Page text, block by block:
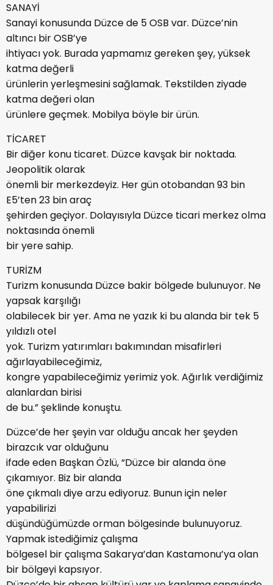
SANAYİ
Sanayi konusunda Düzce de 5 OSB var. Düzce’nin
altıncı bir OSB’ye
ihtiyacı yok. Burada yapmamız gereken şey, yüksek
katma değerli
ürünlerin yerleşmesini sağlamak. Tekstilden ziyade
katma değeri olan
ürünlere geçmek. Mobilya böyle bir ürün.
TİCARET
Bir diğer konu ticaret. Düzce kavşak bir noktada.
Jeopolitik olarak
önemli bir merkezdeyiz. Her gün otobandan 93 bin
E5’ten 23 bin araç
şehirden geçiyor. Dolayısıyla Düzce ticari merkez olma
noktasında önemli
bir yere sahip.
TURİZM
Turizm konusunda Düzce bakir bölgede bulunuyor. Ne
yapsak karşılığı
olabilecek bir yer. Ama ne yazık ki bu alanda bir tek 5
yıldızlı otel
yok. Turizm yatırımları bakımından misafirleri
ağırlayabileceğimiz,
kongre yapabileceğimiz yerimiz yok. Ağırlık verdiğimiz
alanlardan birisi
de bu.” şeklinde konuştu.
Düzce’de her şeyin var olduğu ancak her şeyden
birazcık var olduğunu
ifade eden Başkan Özlü, “Düzce bir alanda öne
çıkamıyor. Biz bir alanda
öne çıkmalı diye arzu ediyoruz. Bunun için neler
yapabilirizi
düşündüğümüzde orman bölgesinde bulunuyoruz.
Yapmak istediğimiz çalışma
bölgesel bir çalışma Sakarya’dan Kastamonu’ya olan
bir bölgeyi kapsıyor.